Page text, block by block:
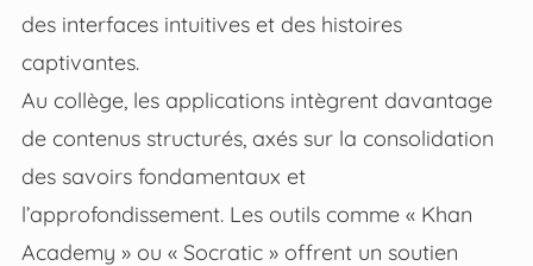
des interfaces intuitives et des histoires
captivantes.
Au collège, les applications intègrent davantage
de contenus structurés, axés sur la consolidation
des savoirs fondamentaux et
l’approfondissement. Les outils comme « Khan
Academy » ou « Socratic » offrent un soutien